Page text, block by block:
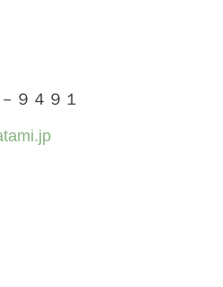
９４９１